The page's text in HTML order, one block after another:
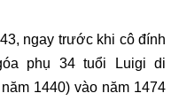
ngay trước khi cô đính
phụ 34 tuổi Luigi di
1440) vào năm 1474